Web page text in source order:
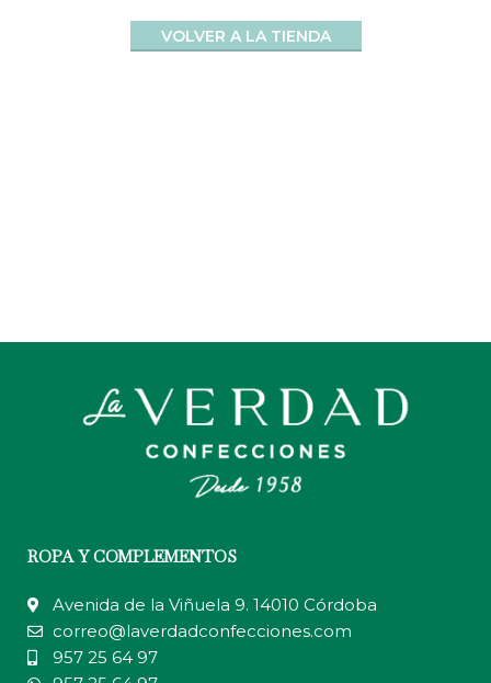
VOLVER A LA TIENDA
ROPA Y COMPLEMENTOS
Avenida de la Viñuela 9. 14010 Córdoba
correo@laverdadconfecciones.com
957 25 64 97